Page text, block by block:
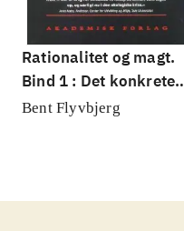
Rationalitet og magt.
Bind 1 : Det konkretes
videnskab
Bent Flyvbjerg